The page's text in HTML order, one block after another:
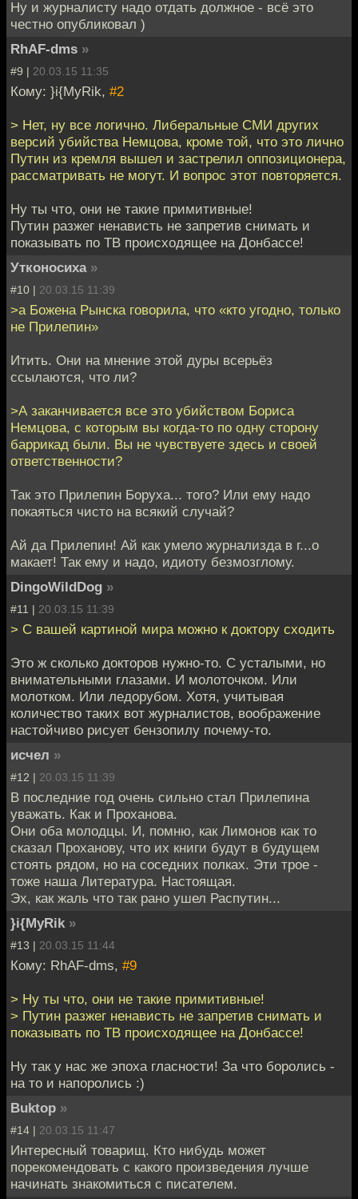
Ну и журналисту надо отдать должное - всё это
честно опубликовал )
RhAF-dms »
#9 | 20.03.15 11:35
Кому: }i{MyRik, #2
> Нет, ну все логично. Либеральные СМИ других
версий убийства Немцова, кроме той, что это лично
Путин из кремля вышел и застрелил оппозиционера,
рассматривать не могут. И вопрос этот повторяется.
Ну ты что, они не такие примитивные!
Путин разжег ненависть не запретив снимать и
показывать по ТВ происходящее на Донбассе!
Утконосиха »
#10 | 20.03.15 11:39
>а Божена Рынска говорила, что «кто угодно, только
не Прилепин»
Итить. Они на мнение этой дуры всерьёз
ссылаются, что ли?
>А заканчивается все это убийством Бориса
Немцова, с которым вы когда-то по одну сторону
баррикад были. Вы не чувствуете здесь и своей
ответственности?
Так это Прилепин Боруха... того? Или ему надо
покаяться чисто на всякий случай?
Ай да Прилепин! Ай как умело журнализда в г...о
макает! Так ему и надо, идиоту безмозглому.
DingoWildDog »
#11 | 20.03.15 11:39
> С вашей картиной мира можно к доктору сходить
Это ж сколько докторов нужно-то. С усталыми, но
внимательными глазами. И молоточком. Или
молотком. Или ледорубом. Хотя, учитывая
количество таких вот журналистов, воображение
настойчиво рисует бензопилу почему-то.
исчел »
#12 | 20.03.15 11:39
В последние год очень сильно стал Прилепина
уважать. Как и Проханова.
Они оба молодцы. И, помню, как Лимонов как то
сказал Проханову, что их книги будут в будущем
стоять рядом, но на соседних полках. Эти трое -
тоже наша Литература. Настоящая.
Эх, как жаль что так рано ушел Распутин...
}i{MyRik »
#13 | 20.03.15 11:44
Кому: RhAF-dms, #9
> Ну ты что, они не такие примитивные!
> Путин разжег ненависть не запретив снимать и
показывать по ТВ происходящее на Донбассе!
Ну так у нас же эпоха гласности! За что боролись -
на то и напоролись :)
Buktop »
#14 | 20.03.15 11:47
Интересный товарищ. Кто нибудь может
порекомендовать с какого произведения лучше
начинать знакомиться с писателем.